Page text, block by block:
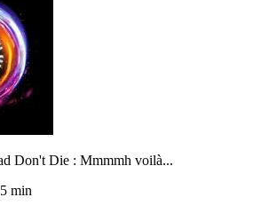
Don't Die : Mmmmh voilà...
min